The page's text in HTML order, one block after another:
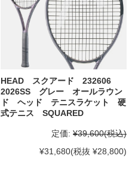
HEAD スクアード 232606
2026SS グレー オールラウン
ド ヘッド テニスラケット 硬
式テニス SQUARED
定価: ¥39,600(税込)
¥31,680(税抜 ¥28,800)